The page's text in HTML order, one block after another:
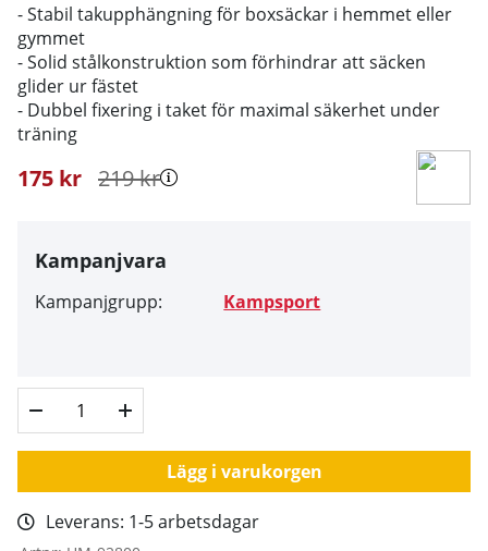
- Stabil takupphängning för boxsäckar i hemmet eller
gymmet
- Solid stålkonstruktion som förhindrar att säcken
glider ur fästet
- Dubbel fixering i taket för maximal säkerhet under
träning
219kr
175 kr
Kampanjvara
Kampanjgrupp: Kampsport
Lägg i varukorgen
Leverans: 1-5 arbetsdagar